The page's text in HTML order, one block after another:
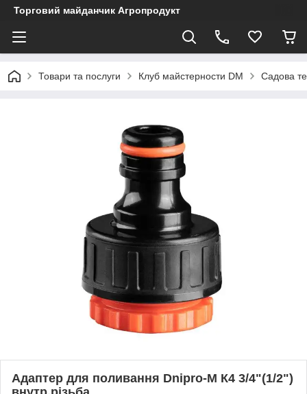
Торговий майданчик Агропродукт
Товари та послуги Клуб майстерности DM Садова
Адаптер для поливання Dnipro-M К4 3/4"(1/2")